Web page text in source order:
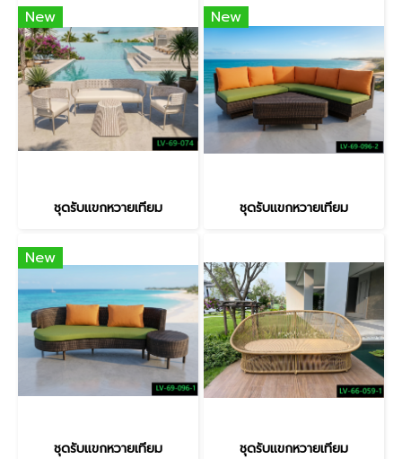
New
ชุดรับแขกหวายเทียม
New
ชุดรับแขกหวายเทียม
New
ชุดรับแขกหวายเทียม ชุดรับแขกหวายเทียม